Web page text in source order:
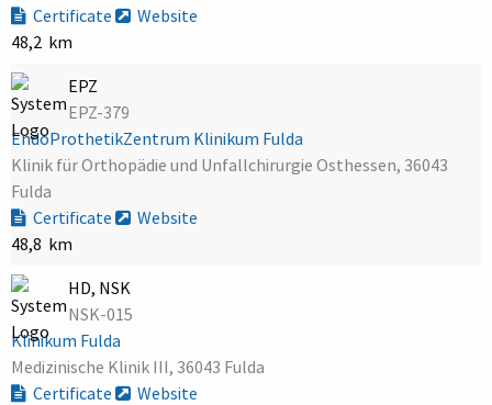
Certificate
Website
48,2 km
EPZ
EPZ-379
EndoProthetikZentrum Klinikum Fulda
Klinik für Orthopädie und Unfallchirurgie Osthessen, 36043
Fulda
Certificate
Website
48,8 km
HD, NSK
NSK-015
Klinikum Fulda
Medizinische Klinik III, 36043 Fulda
Certificate
Website